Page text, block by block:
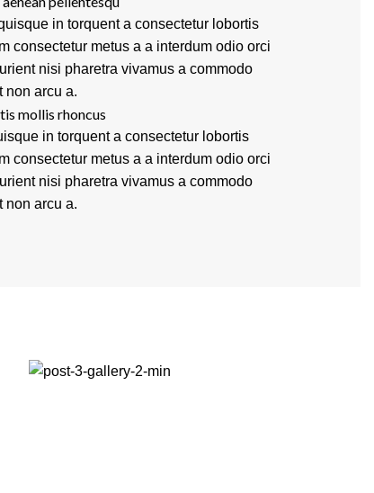
in torquent a consectetur lobortis
consectetur metus a a interdum odio orci
nisi pharetra vivamus a commodo
non arcu a.
mollis rhoncus
in torquent a consectetur lobortis
consectetur metus a a interdum odio orci
nisi pharetra vivamus a commodo
non arcu a.